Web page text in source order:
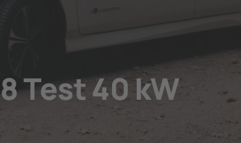
Test 40 kW